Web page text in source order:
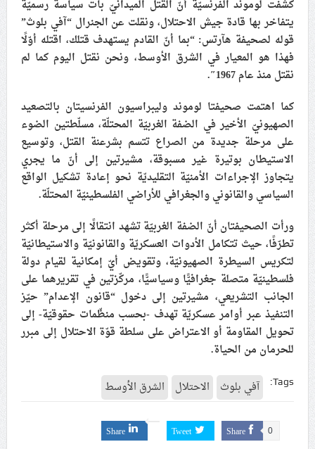
علماء البحرين: طلب الترخيص والإجازة من السلطة في
ممارسة الشعائر الحسينيّة هو في حقيقته محاربة لقضيّة
الإمام الحسين «ع»
لجنة مراسم الوداع والتشييع ومواراة الجثمان للإمام الشهيد
إيران والعراق
كشفت لوموند الفرنسيّة أنّ القتل الميدانيّ بات سياسة رسميّة
يتفاخر بها قادة جيش الاحتلال، ونقلت عن الجنرال “آفي بلوث”
قوله لصحيفة هآرتس: “بما أنّ القادم يستهدف قتلك، اقتله أوّلًا
فهذا هو المعيار في الشرق الأوسط، ونحن نقتل اليوم كما لم
نقتل منذ عام 1967″.
كما اهتمت صحيفتا لوموند وليبراسيون الفرنسيتان بالتصعيد
الصهيونيّ الأخير في الضفة الغربيّة المحتلّة، مسلّطتين الضوء
على مرحلة جديدة من الصراع تتسم بشرعنة القتل، وتوسيع
الاستيطان بوتيرة غير مسبوقة، مشيرتين إلى أنّ ما يجري
يتجاوز الإجراءات الأمنيّة التقليديّة نحو إعادة تشكيل الواقع
السياسي والقانوني والجغرافي للأراضي الفلسطينيّة المحتلّة.
ورأت الصحيفتان أنّ الضفة الغربيّة تشهد انتقالًا إلى مرحلة أكثر
تطرّفًا، حيث تتكامل الأدوات العسكريّة والقانونيّة والاستيطانيّة
لتكريس السيطرة الصهيونيّة، وتقويض أيّ إمكانية لقيام دولة
فلسطينيّة متصلة جغرافيًّا وسياسيًّا، مركّزتين في تقريرهما على
الجانب التشريعي، مشيرتين إلى دخول “قانون الإعدام” حيّز
التنفيذ عبر أوامر عسكريّة تهدف -بحسب منظّمات حقوقيّة- إلى
تحويل المقاومة أو الاعتراض على سلطة قوّة الاحتلال إلى مبرر
للحرمان من الحياة.
Tags: آفي بلوث الاحتلال الشرق الأوسط
Share 0
Tweet
Share